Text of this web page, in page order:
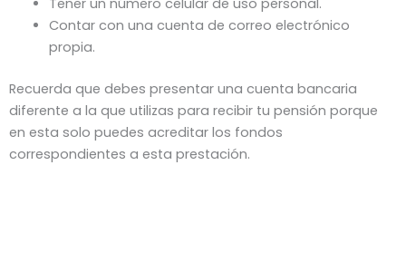
Tener un número celular de uso personal.
Contar con una cuenta de correo electrónico
propia.
Recuerda que debes presentar una cuenta bancaria
diferente a la que utilizas para recibir tu pensión porque
en esta solo puedes acreditar los fondos
correspondientes a esta prestación.